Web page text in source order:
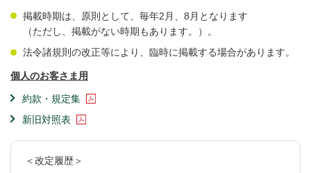
掲載時期は、原則として、毎年2月、8月となります
（ただし、掲載がない時期もあります。）。
法令諸規則の改正等により、臨時に掲載する場合があります。
個人のお客さま用
約款・規定集
新旧対照表
＜改定履歴＞